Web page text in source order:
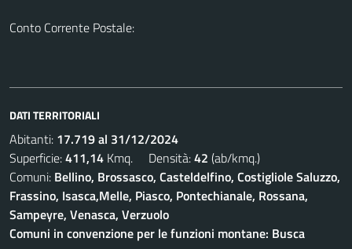
Conto Corrente Postale:
DATI TERRITORIALI
Abitanti: 17.719 al 31/12/2024
Superficie:411,14 Kmq. Densità:42 (ab/kmq.)
Comuni: Bellino, Brossasco, Casteldelfino, Costigliole Saluzzo,
Frassino, Isasca,Melle, Piasco, Pontechianale, Rossana,
Sampeyre, Venasca, Verzuolo
Comuni in convenzione per le funzioni montane: Busca